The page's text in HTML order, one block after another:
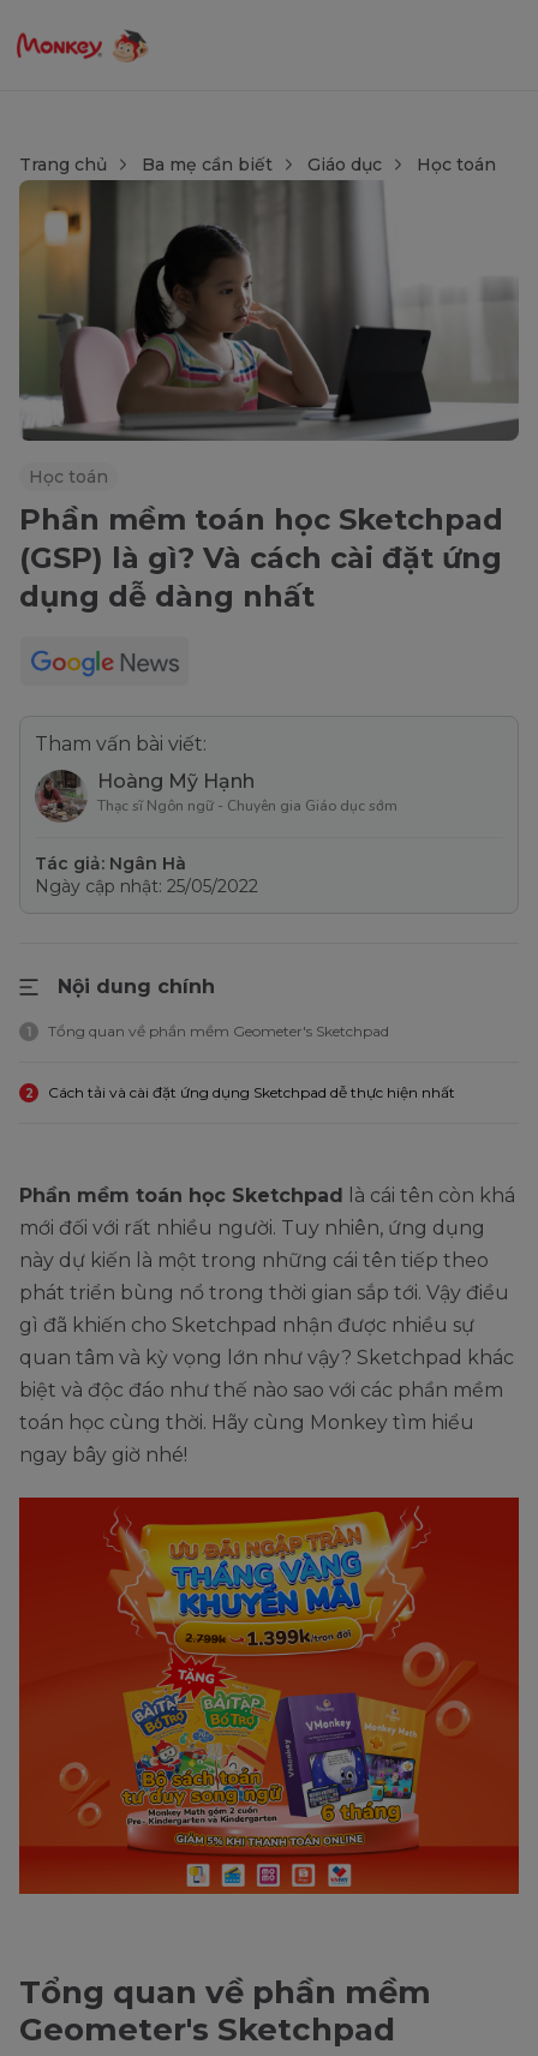
Trang chủ Ba mẹ cần biết Giáo dục Học toán
Học toán
Phần mềm toán học Sketchpad
(GSP) là gì? Và cách cài đặt ứng
dụng dễ dàng nhất
Tham vấn bài viết:
Hoàng Mỹ Hạnh
Thạc sĩ Ngôn ngữ - Chuyên gia Giáo dục sớm
Tác giả: Ngân Hà
Ngày cập nhật: 25/05/2022
Nội dung chính
1 Tổng quan về phần mềm Geometer's Sketchpad
2 Cách tải và cài đặt ứng dụng Sketchpad dễ thực hiện nhất
Phần mềm toán học Sketchpad
là cái tên còn khá
mới đối với rất nhiều người. Tuy nhiên, ứng dụng
này dự kiến là một trong những cái tên tiếp theo
phát triển bùng nổ trong thời gian sắp tới. Vậy điều
gì đã khiến cho Sketchpad nhận được nhiều sự
quan tâm và kỳ vọng lớn như vậy? Sketchpad khác
biệt và độc đáo như thế nào sao với các phần mềm
toán học cùng thời. Hãy cùng Monkey tìm hiểu
ngay bây giờ nhé!
Tổng quan về phần mềm
Geometer's Sketchpad